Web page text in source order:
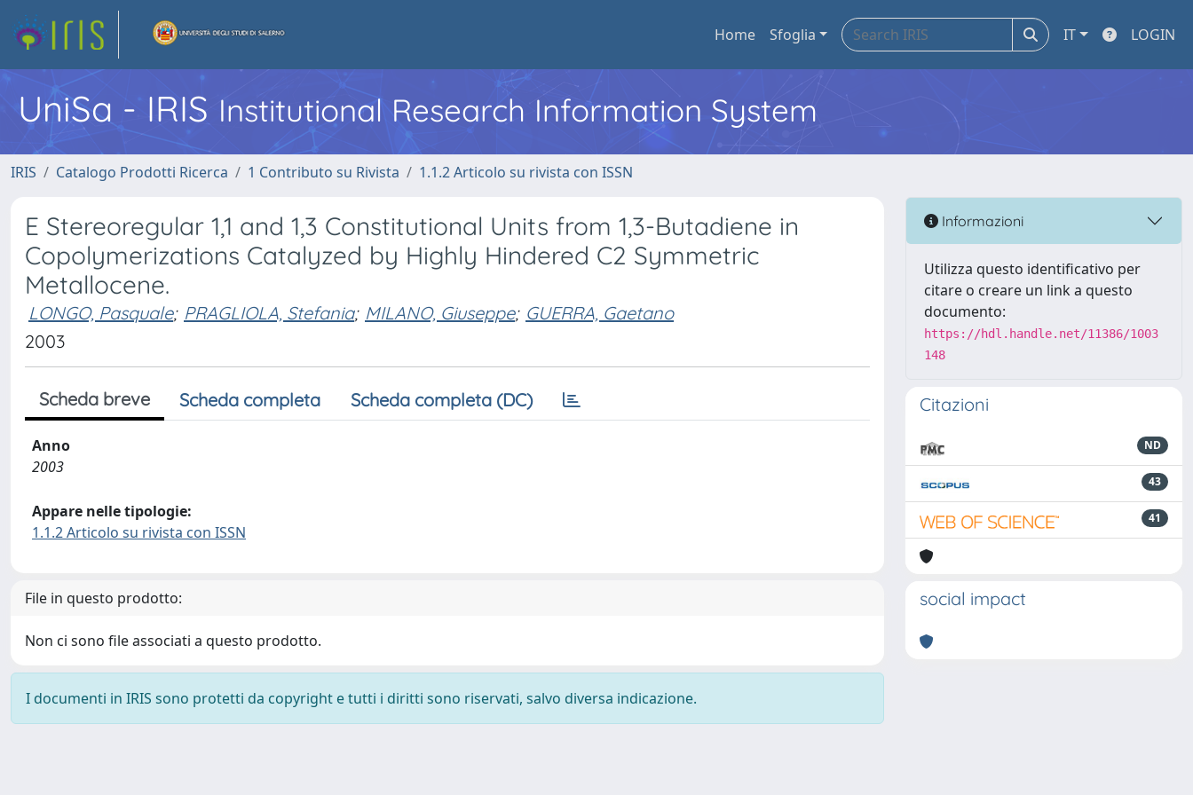
Home Sfoglia IT LOGIN
UniSa - IRIS Institutional Research Information System
IRIS Catalogo Prodotti Ricerca 1 Contributo su Rivista 1.1.2 Articolo su rivista con ISSN
E Stereoregular 1,1 and 1,3 Constitutional Units from 1,3-Butadiene in
Copolymerizations Catalyzed by Highly Hindered C2 Symmetric
Metallocene.
LONGO, Pasquale; PRAGLIOLA, Stefania; MILANO, Giuseppe; GUERRA, Gaetano
2003
Scheda breve Scheda completa Scheda completa (DC)
Anno
2003
Appare nelle tipologie:
1.1.2 Articolo su rivista con ISSN
File in questo prodotto:
Non ci sono file associati a questo prodotto.
I documenti in IRIS sono protetti da copyright e tutti i diritti sono riservati, salvo diversa indicazione.
Informazioni
Utilizza questo identificativo per
citare o creare un link a questo
documento:
https://hdl.handle.net/11386/1003
148
Citazioni
ND
43
41
social impact